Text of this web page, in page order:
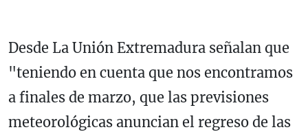
Desde La Unión Extremadura señalan que
"teniendo en cuenta que nos encontramos
a finales de marzo, que las previsiones
meteorológicas anuncian el regreso de las